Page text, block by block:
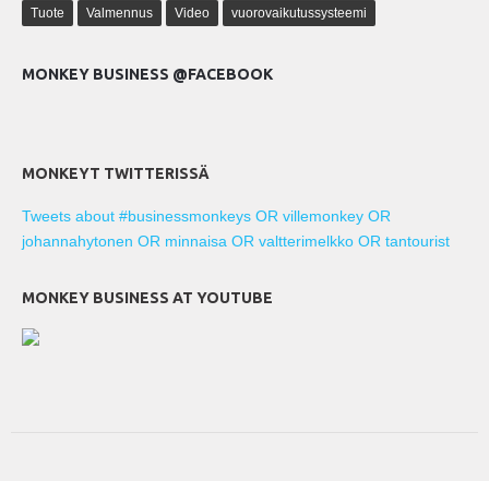
Tuote
Valmennus Video vuorovaikutussysteemi
MONKEY BUSINESS @FACEBOOK
MONKEYT TWITTERISSÄ
Tweets about #businessmonkeys OR villemonkey OR
johannahytonen OR minnaisa OR valtterimelkko OR tantourist
MONKEY BUSINESS AT YOUTUBE